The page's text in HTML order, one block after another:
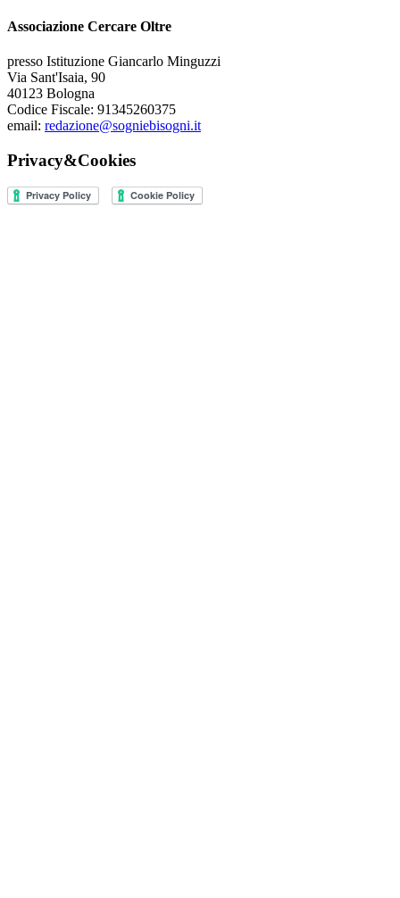
Associazione Cercare Oltre
presso Istituzione Giancarlo Minguzzi
Via Sant'Isaia, 90
40123 Bologna
Codice Fiscale: 91345260375
email: redazione@sogniebisogni.it
Privacy&Cookies